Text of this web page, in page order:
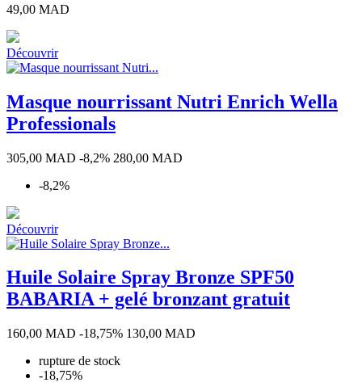
Prix
49,00 MAD
Découvrir
010
Bae
Watch
020
Gloss
Angeles
030
Palm
Punch
050
Drenched
Drama
Masque nourrissant Nutri Enrich Wella
Professionals
Prix
base
305,00 MAD -8,2% Prix
280,00 MAD
-8,2%
Découvrir
Huile Solaire Spray Bronze SPF50
BABARIA + gelé bronzant gratuit
Prix
base
160,00 MAD -18,75% Prix
130,00 MAD
rupture de stock
-18,75%